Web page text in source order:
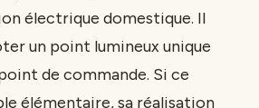
électrique domestique. Il
un point lumineux unique
de commande. Si ce
élémentaire, sa réalisation